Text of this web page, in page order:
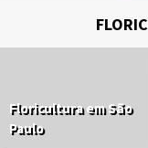
Floricultura em São
Paulo